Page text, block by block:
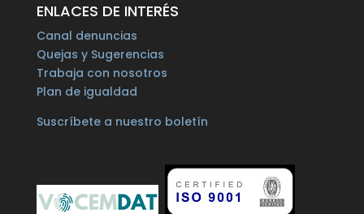
ENLACES DE INTERÉS
Canal denuncias
Quejas y Sugerencias
Trabaja con nosotros
Plan de igualdad
Suscríbete a nuestro boletín